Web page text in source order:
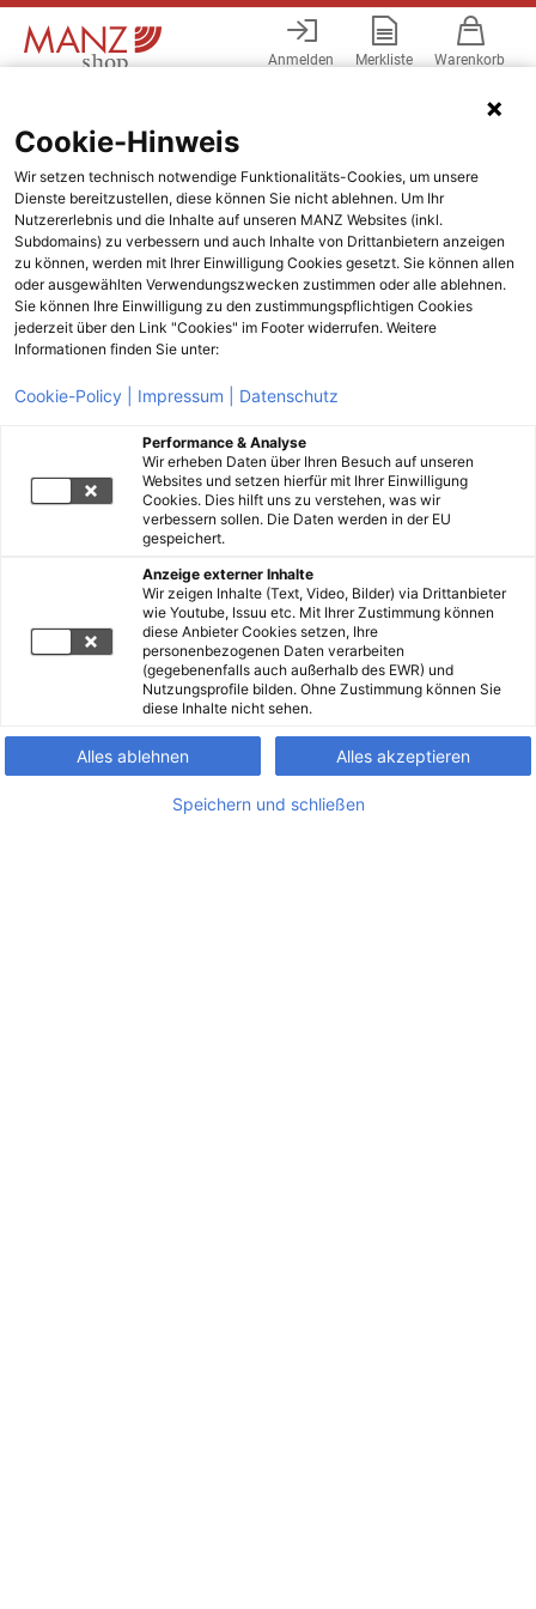
Anmelden Merkliste Warenkorb
Cookie-Hinweis
Wir setzen technisch notwendige Funktionalitäts-Cookies, um unsere
Dienste bereitzustellen, diese können Sie nicht ablehnen. Um Ihr
Nutzererlebnis und die Inhalte auf unseren MANZ Websites (inkl.
Subdomains) zu verbessern und auch Inhalte von Drittanbietern anzeigen
zu können, werden mit Ihrer Einwilligung Cookies gesetzt. Sie können allen
oder ausgewählten Verwendungszwecken zustimmen oder alle ablehnen.
Sie können Ihre Einwilligung zu den zustimmungspflichtigen Cookies
jederzeit über den Link "Cookies" im Footer widerrufen. Weitere
Informationen finden Sie unter:
Cookie-Policy | Impressum | Datenschutz
Performance & Analyse
Wir erheben Daten über Ihren Besuch auf unseren
Websites und setzen hierfür mit Ihrer Einwilligung
Cookies. Dies hilft uns zu verstehen, was wir
verbessern sollen. Die Daten werden in der EU
gespeichert.
Anzeige externer Inhalte
Wir zeigen Inhalte (Text, Video, Bilder) via Drittanbieter
wie Youtube, Issuu etc. Mit Ihrer Zustimmung können
diese Anbieter Cookies setzen, Ihre
personenbezogenen Daten verarbeiten
(gegebenenfalls auch außerhalb des EWR) und
Nutzungsprofile bilden. Ohne Zustimmung können Sie
diese Inhalte nicht sehen.
Alles ablehnen Alles akzeptieren
Speichern und schließen